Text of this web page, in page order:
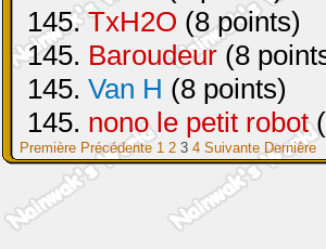
145.TxH2O (8 points)
145. Baroudeur (8
145. Van H (8 points)
145. nono le petit robot
Première Précédente 1 2 3 4 Suivante Dernière